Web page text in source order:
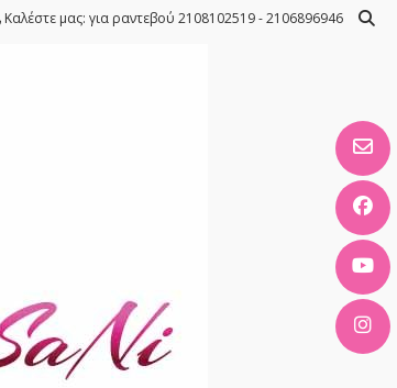
Καλέστε μας: για ραντεβού 2108102519 - 2106896946